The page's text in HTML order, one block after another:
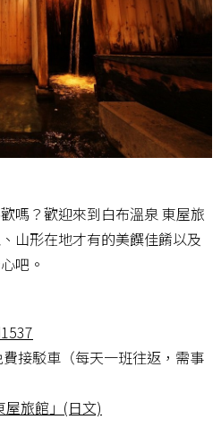
嗎？歡迎來到白布溫泉 東屋旅
山形在地才有的美饌佳餚以及
吧。
接駁車（每天一班往返，需事
屋旅館」(日文)